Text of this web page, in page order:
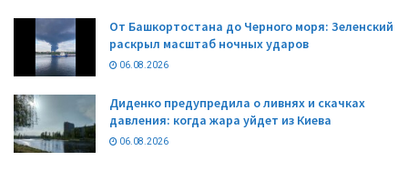
От Башкортостана до Черного моря: Зеленский
раскрыл масштаб ночных ударов
06.08.2026
Диденко предупредила о ливнях и скачках
давления: когда жара уйдет из Киева
06.08.2026